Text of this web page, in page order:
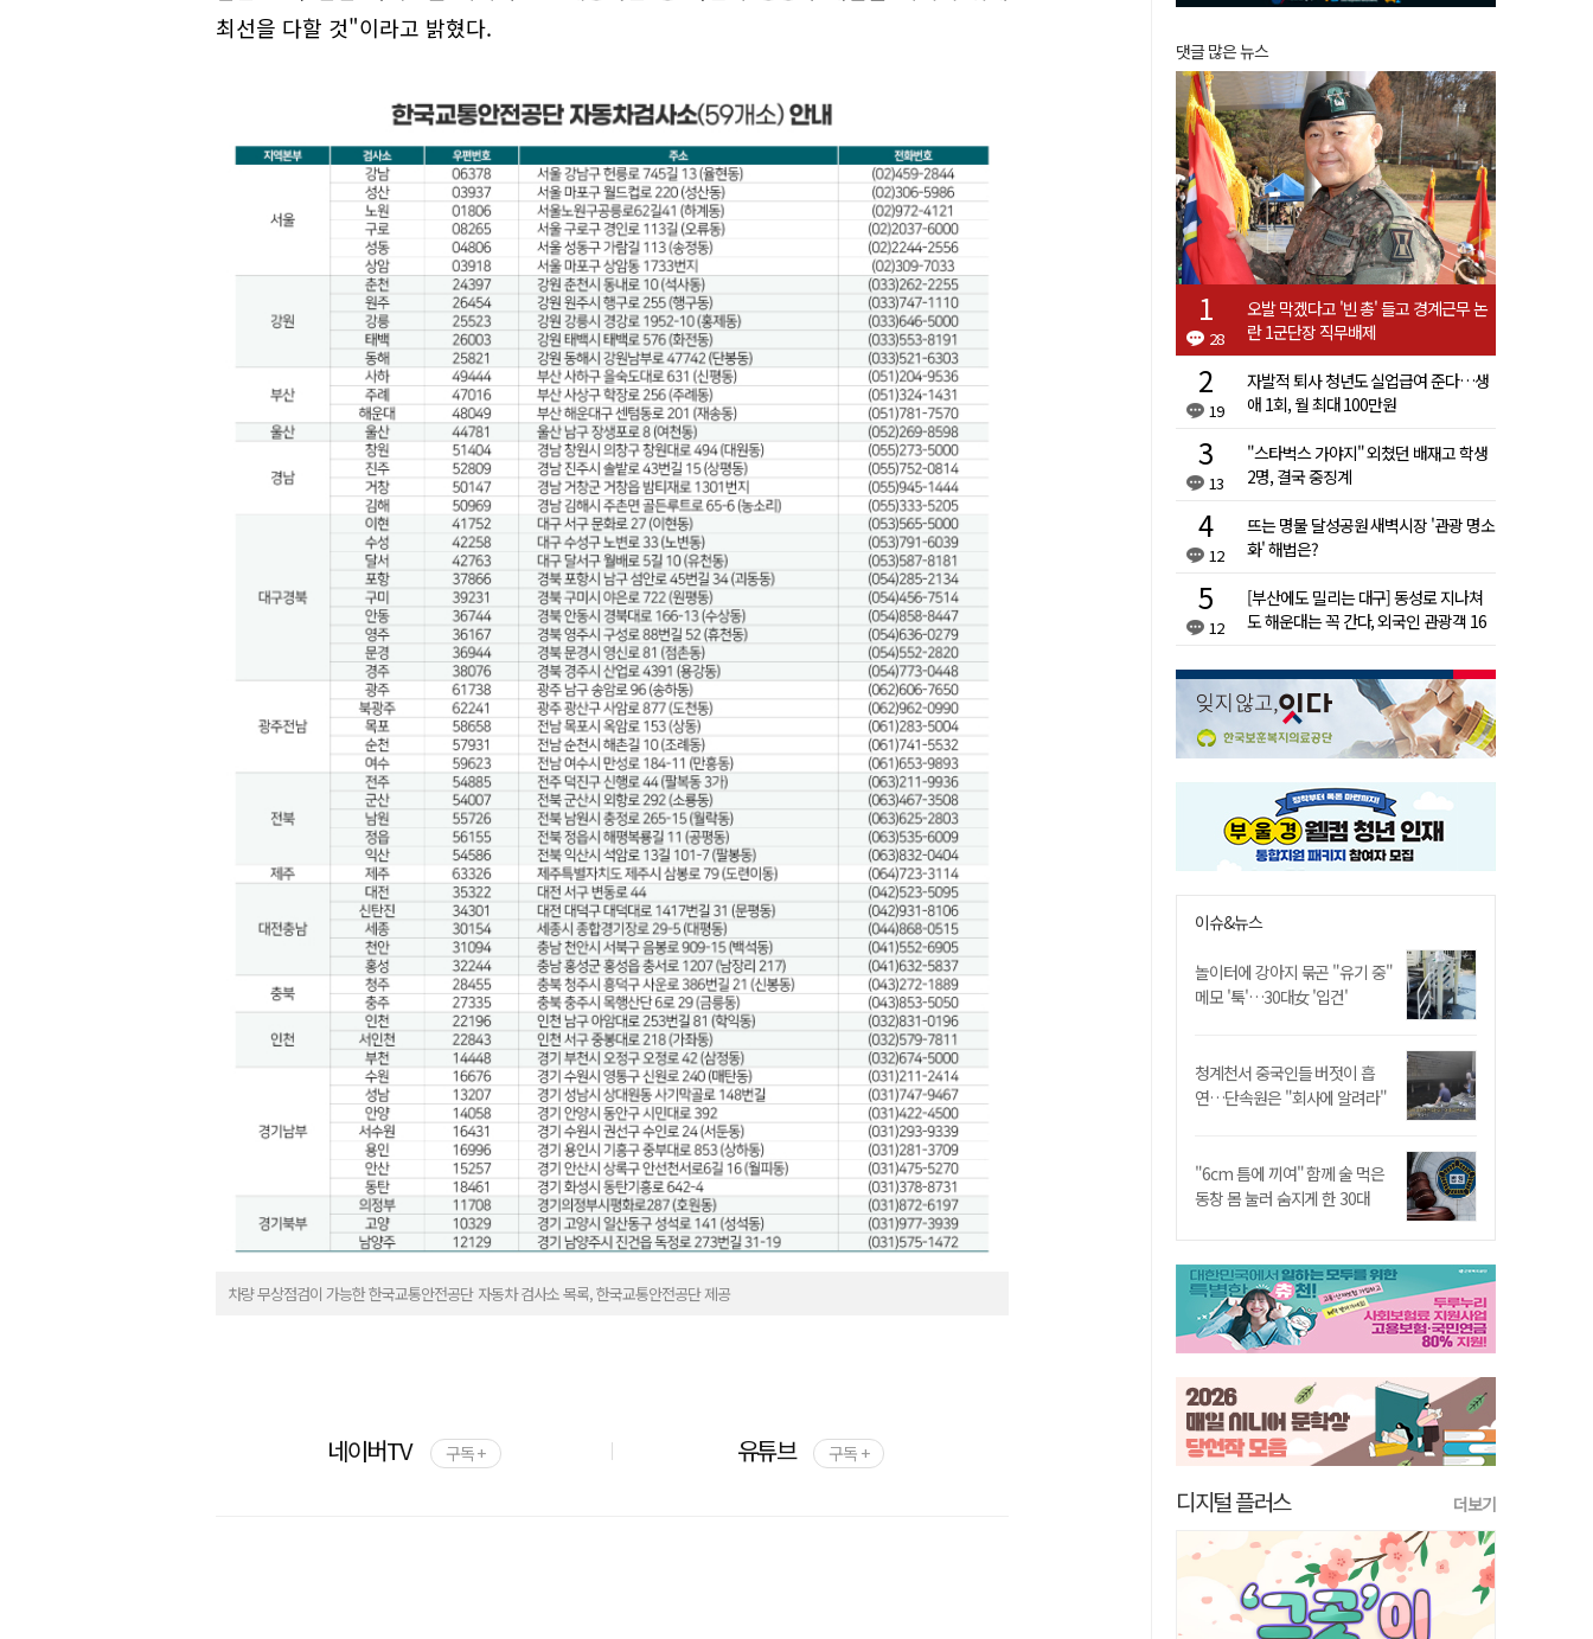
최선을 다할 것"이라고 밝혔다.
차량 무상점검이 가능한 한국교통안전공단 자동차 검사소 목록, 한국교통안전공단 제공
네이버TV 구독 + 유튜브 구독 +
댓글 많은 뉴스
28
오발 막겠다고 '빈 총' 들고 경계근무 논
란 1군단장 직무배제
19
자발적 퇴사 청년도 실업급여 준다…생
애 1회, 월 최대 100만원
13
"스타벅스 가야지" 외쳤던 배재고 학생
2명, 결국 중징계
12
뜨는 명물 달성공원 새벽시장 '관광 명소
화' 해법은?
12
[부산에도 밀리는 대구] 동성로 지나쳐
도 해운대는 꼭 간다, 외국인 관광객 16
이슈&뉴스
놀이터에 강아지 묶곤 "유기 중"
메모 '툭'…30대女 '입건'
청계천서 중국인들 버젓이 흡
연…단속원은 "회사에 알려라"
"6cm 틈에 끼여" 함께 술 먹은
동창 몸 눌러 숨지게 한 30대
디지털 플러스 더보기